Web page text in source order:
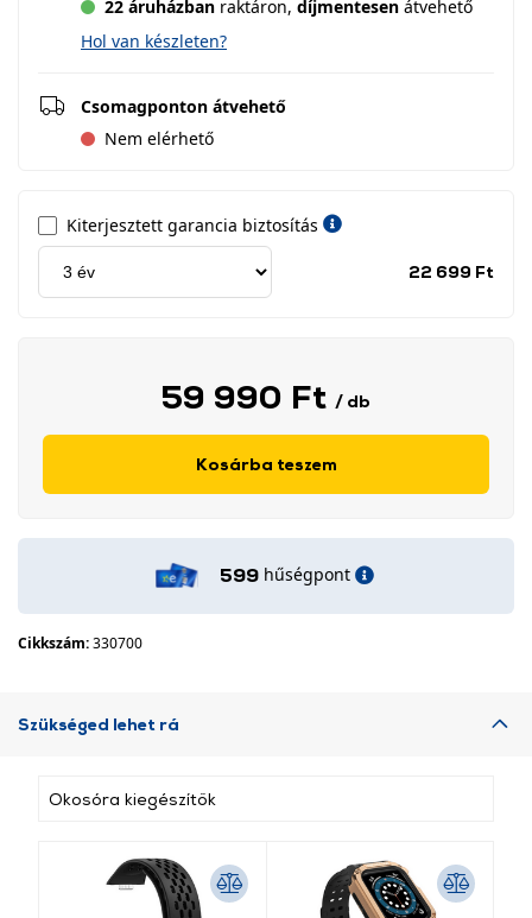
22 áruházban raktáron, díjmentesen átvehető
Hol van készleten?
Csomagponton átvehető
Nem elérhető
Kiterjesztett garancia biztosítás
22 699 Ft
59 990 Ft / db
Kosárba teszem
599 hűségpont
Cikkszám:330700
Szükséged lehet rá
Okosóra kiegészítők